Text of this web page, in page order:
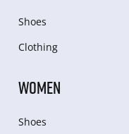
Shoes
Clothing
WOMEN
Shoes